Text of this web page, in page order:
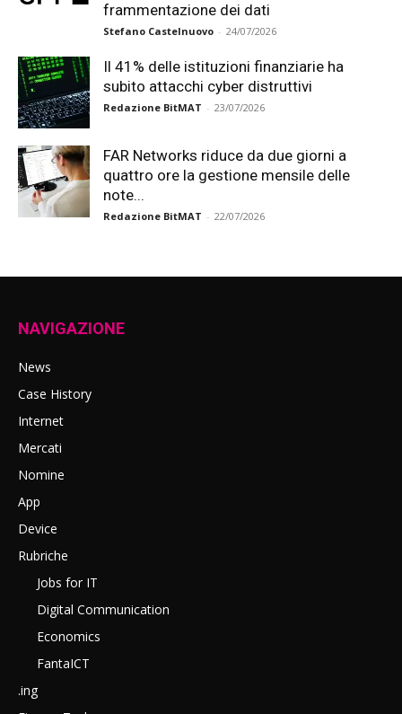
frammentazione dei dati
Stefano Castelnuovo - 24/07/2026
Il 41% delle istituzioni finanziarie ha
subito attacchi cyber distruttivi
Redazione BitMAT - 23/07/2026
FAR Networks riduce da due giorni a
quattro ore la gestione mensile delle
note...
Redazione BitMAT - 22/07/2026
NAVIGAZIONE
News
Case History
Internet
Mercati
Nomine
App
Device
Rubriche
Jobs for IT
Digital Communication
Economics
FantaICT
.ing